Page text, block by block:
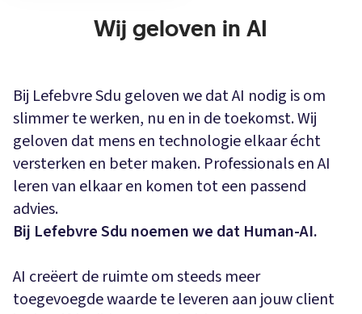
Wij geloven in AI
Bij Lefebvre Sdu geloven we dat AI nodig is om
slimmer te werken, nu en in de toekomst. Wij
geloven dat mens en technologie elkaar écht
versterken en beter maken. Professionals en AI
leren van elkaar en komen tot een passend
advies.
Bij Lefebvre Sdu noemen we dat Human-AI.
AI creëert de ruimte om steeds meer
toegevoegde waarde te leveren aan jouw client